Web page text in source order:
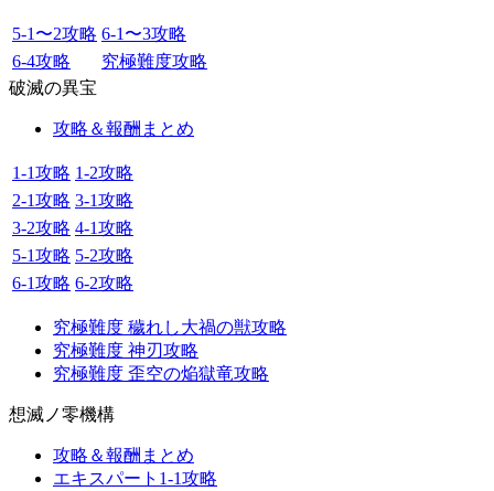
5-1〜2攻略 6-1〜3攻略
6-4攻略
究極難度攻略
破滅の異宝
攻略＆報酬まとめ
1-1攻略 1-2攻略
2-1攻略 3-1攻略
3-2攻略 4-1攻略
5-1攻略 5-2攻略
6-1攻略 6-2攻略
究極難度 穢れし大禍の獣攻略
究極難度 神刃攻略
究極難度 歪空の焔獄竜攻略
想滅ノ零機構
攻略＆報酬まとめ
エキスパート1-1攻略